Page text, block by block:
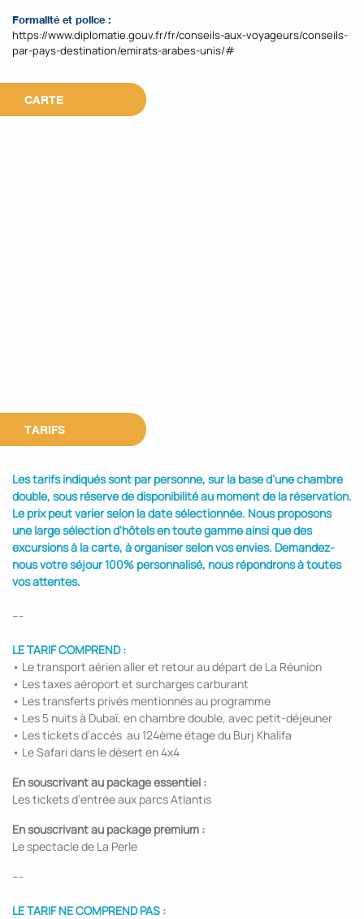
Formalité et police :
https://www.diplomatie.gouv.fr/fr/conseils-aux-voyageurs/conseils-
par-pays-destination/emirats-arabes-unis/#
CARTE
TARIFS
Les tarifs indiqués sont par personne, sur la base d’une chambre
double, sous réserve de disponibilité au moment de la réservation.
Le prix peut varier selon la date sélectionnée. Nous proposons
une large sélection d'hôtels en toute gamme ainsi que des
excursions à la carte, à organiser selon vos envies. Demandez-
nous votre séjour 100% personnalisé, nous répondrons à toutes
vos attentes.
---
LE TARIF COMPREND :
• Le transport aérien aller et retour au départ de La Réunion
• Les taxes aéroport et surcharges carburant
• Les transferts privés mentionnés au programme
• Les 5 nuits à Dubaï, en chambre double, avec petit-déjeuner
• Les tickets d’accès au 124ème étage du Burj Khalifa
• Le Safari dans le désert en 4x4
En souscrivant au package essentiel :
Les tickets d’entrée aux parcs Atlantis
En souscrivant au package premium :
Le spectacle de La Perle
---
LE TARIF NE COMPREND PAS :